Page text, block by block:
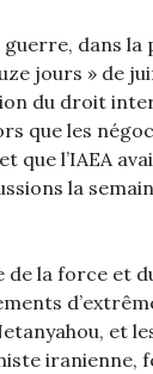
dans la
jours » de
du droit
que les
que l’IAEA
la
de la force et
et
iranienne,